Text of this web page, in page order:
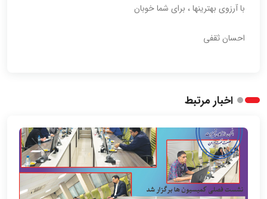
با آرزوی بهترینها ، برای شما خوبان
احسان ثقفی
اخبار مرتبط